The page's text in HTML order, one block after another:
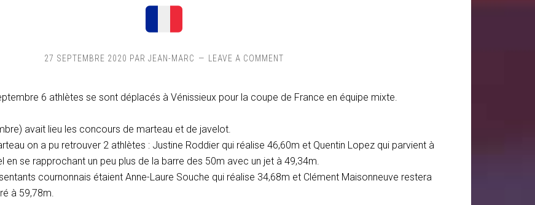
27 SEPTEMBRE 2020 PAR JEAN-MARC LEAVE A COMMENT
6 athlètes se sont déplacés à Vénissieux pour la coupe de France en équipe mixte.
avait lieu les concours de marteau et de javelot.
on a pu retrouver 2 athlètes : Justine Roddier qui réalise 46,60m et Quentin Lopez qui parvient à
en se rapprochant un peu plus de la barre des 50m avec un jet à 49,34m.
cournonnais étaient Anne-Laure Souche qui réalise 34,68m et Clément Maisonneuve restera
à 59,78m.